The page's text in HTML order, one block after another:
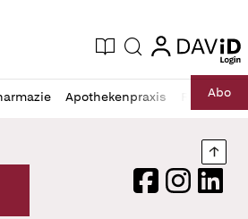
Zeitung
Aktuelle Ausgabe
Suche login
login
Apothekenpraxis RechtAbo
Verlag Logo
FacebookInstagram